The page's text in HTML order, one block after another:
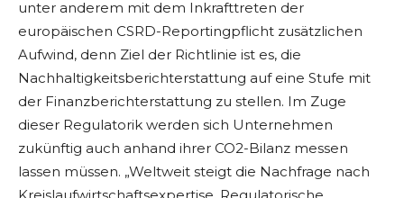
unter anderem mit dem Inkrafttreten der
europäischen CSRD-Reportingpflicht zusätzlichen
Aufwind, denn Ziel der Richtlinie ist es, die
Nachhaltigkeitsberichterstattung auf eine Stufe mit
der Finanzberichterstattung zu stellen. Im Zuge
dieser Regulatorik werden sich Unternehmen
zukünftig auch anhand ihrer CO2-Bilanz messen
lassen müssen. „Weltweit steigt die Nachfrage nach